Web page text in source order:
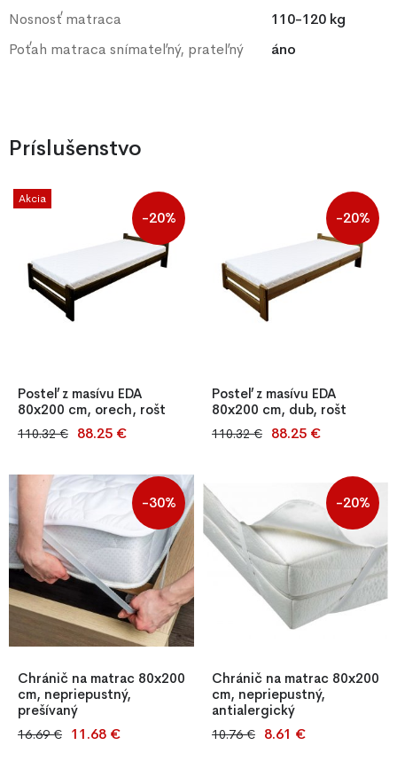
Nosnosť matraca
110-120 kg
Poťah matraca snímateľný, prateľný
áno
Príslušenstvo
Akcia
-20%
Posteľ z masívu EDA
80x200 cm, orech, rošt
Masívna borovicová posteľ s
morení olša, orech a dub.
Väčšie rozmery so stredovou
nohou. Pevná konštrukcia,
jednoduchá montáž, bez
matraca.
110.32 € 88.25 €
-20%
Posteľ z masívu EDA
80x200 cm, dub, rošt
Pevná posteľ z borovicového
latkovým roštom. Dostupná v
morení jelša, orech alebo
dub. Väčšie rozmery majú
stredovú opornú nohu pre
vyššiu nosnosť.
110.32 € 88.25 €
-30%
Chránič na matrac 80x200
cm, nepriepustný,
prešívaný
Prešívaný chránič matraca
16.69 € 11.68 €
-20%
Chránič na matrac 80x200
cm, nepriepustný,
antialergický
Nepremokavý chránič matraca
10.76 € 8.61 €